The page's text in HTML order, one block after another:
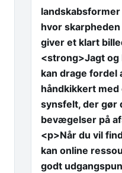
hvor
giver et klart
<strong>Jagt
kan drage
håndkikkert
synsfelt, der gør
bevægelser på
<p>Når du vil
kan online
godt